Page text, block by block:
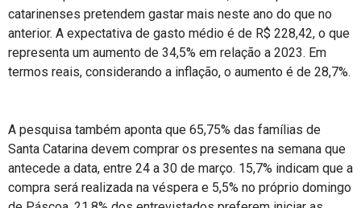
catarinenses pretendem gastar mais neste ano do que no
anterior. A expectativa de gasto médio é de R$ 228,42, o que
representa um aumento de 34,5% em relação a 2023. Em
termos reais, considerando a inflação, o aumento é de 28,7%.
A pesquisa também aponta que 65,75% das famílias de
Santa Catarina devem comprar os presentes na semana que
antecede a data, entre 24 a 30 de março. 15,7% indicam que a
compra será realizada na véspera e 5,5% no próprio domingo